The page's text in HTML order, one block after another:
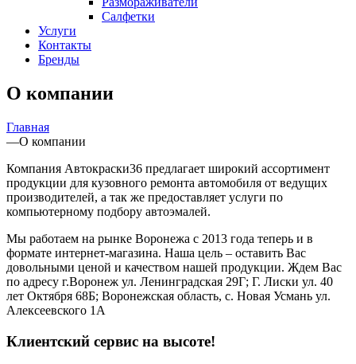
Салфетки
Услуги
Контакты
Бренды
О компании
Главная
—О компании
Компания Автокраски36 предлагает широкий ассортимент
продукции для кузовного ремонта автомобиля от ведущих
производителей, а так же предоставляет услуги по
компьютерному подбору автоэмалей.
Мы работаем на рынке Воронежа с 2013 года теперь и в
формате интернет-магазина. Наша цель – оставить Вас
довольными ценой и качеством нашей продукции. Ждем Вас
по адресу г.Воронеж ул. Ленинградская 29Г; Г. Лиски ул. 40
лет Октября 68Б; Воронежская область, с. Новая Усмань ул.
Алексеевского 1А
Клиентский сервис на высоте!